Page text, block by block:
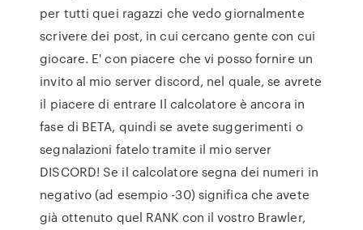
per tutti quei ragazzi che vedo giornalmente
scrivere dei post, in cui cercano gente con cui
giocare. E' con piacere che vi posso fornire un
invito al mio server discord, nel quale, se avrete
il piacere di entrare Il calcolatore è ancora in
fase di BETA, quindi se avete suggerimenti o
segnalazioni fatelo tramite il mio server
DISCORD! Se il calcolatore segna dei numeri in
negativo (ad esempio -30) significa che avete
già ottenuto quel RANK con il vostro Brawler,